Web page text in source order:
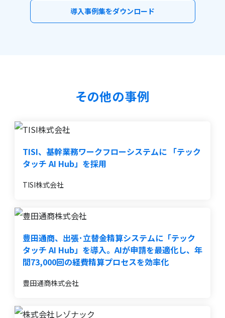
導入事例集をダウンロード
その他の事例
TISI、基幹業務ワークフローシステムに 「テック
タッチ AI Hub」を採用
TISI株式会社
豊田通商、出張･立替金精算システムに「テック
タッチ AI Hub」を導入。AIが申請を最適化し、年
間73,000回の経費精算プロセスを効率化
豊田通商株式会社